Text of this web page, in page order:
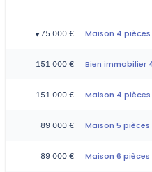
▼ 75 000 € Maison 4 pièces
151 000 € Bien immobilier
151 000 € Maison 4 pièces
89 000 € Maison 5 pièces
89 000 € Maison 6 pièces